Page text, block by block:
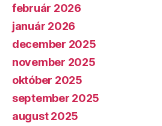
február 2026
január 2026
december 2025
november 2025
október 2025
september 2025
august 2025